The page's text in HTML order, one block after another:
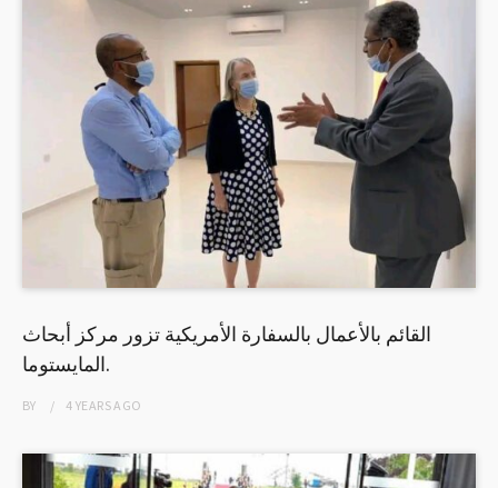
القائم بالأعمال بالسفارة الأمريكية تزور مركز أبحاث
المايستوما.
BY 4 YEARSAGO